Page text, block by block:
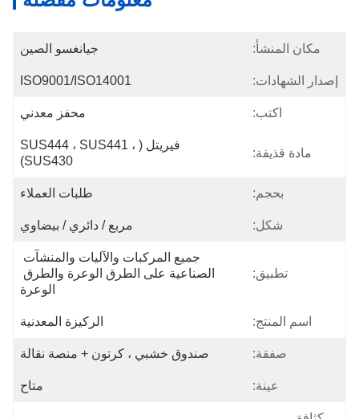
مكان المنشأ: جيانغسو الصين
إصدار الشهادات: ISO9001/ISO14001
اكتب: محفز معدني
مادة قذيفة:
فيريتل (SUS444 ، SUS441 ،
SUS430)
بحجم: طلبات العملاء
شكل: مربع / دائري / بيضاوي
تطبيق:
جميع المركبات والآليات والمنشآت
الصناعية على الطرق الوعرة والطرق
الوعرة
اسم المنتج: الركيزة المعدنية
صفقة: صندوق خشبي ، كرتون + منصة نقالة
عينة: متاح